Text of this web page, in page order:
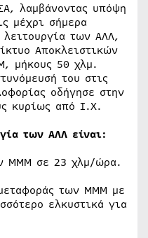
λαμβάνοντας υπόψη
μέχρι σήμερα
των ΑΛΛ,
Αποκλειστικών
μήκους 50 χλμ.
του στις
οδήγησε στην
κυρίως από Ι.Χ.
των ΑΛΛ είναι:
ΜΜΜ σε 23 χλμ/ώρα.
των ΜΜΜ με
ελκυστικά για